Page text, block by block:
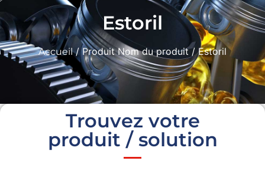
Estoril
Accueil/ Produit Nom du produit / Estoril
Trouvez votre
produit / solution